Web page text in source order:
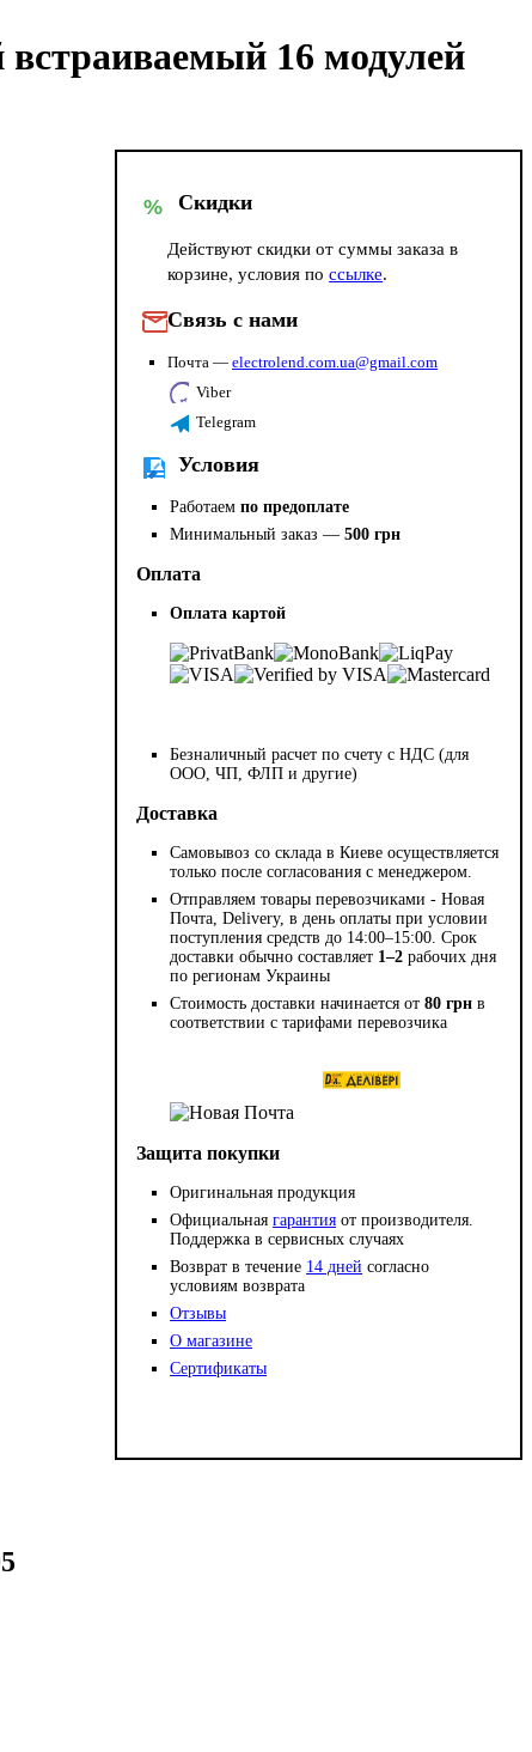
16 модулей
% Скидки
Действуют скидки от суммы заказа в
корзине, условия поссылке.
Связь с нами
Почта —electrolend.com.ua@gmail.com
Viber
Telegram
Условия
Работаемпо предоплате
Минимальный заказ —500 грн
Оплата
Оплата картой
Безналичный расчет по счету с НДС (для
ООО, ЧП, ФЛП и другие)
Доставка
Самовывоз со склада в Киеве осуществляется
только после согласования с менеджером.
Отправляем товары перевозчиками - Новая
Почта, Delivery, в день оплаты при условии
поступления средств до 14:00–15:00. Срок
доставки обычно составляет 1–2 рабочих дня
по регионам Украины
Стоимость доставки начинается от80 грн в
соответствии с тарифами перевозчика
Защита покупки
Оригинальная продукция
Официальнаягарантия от производителя.
Поддержка в сервисных случаях
Возврат в течение 14 дней согласно
условиям возврата
Отзывы
О магазине
Сертификаты